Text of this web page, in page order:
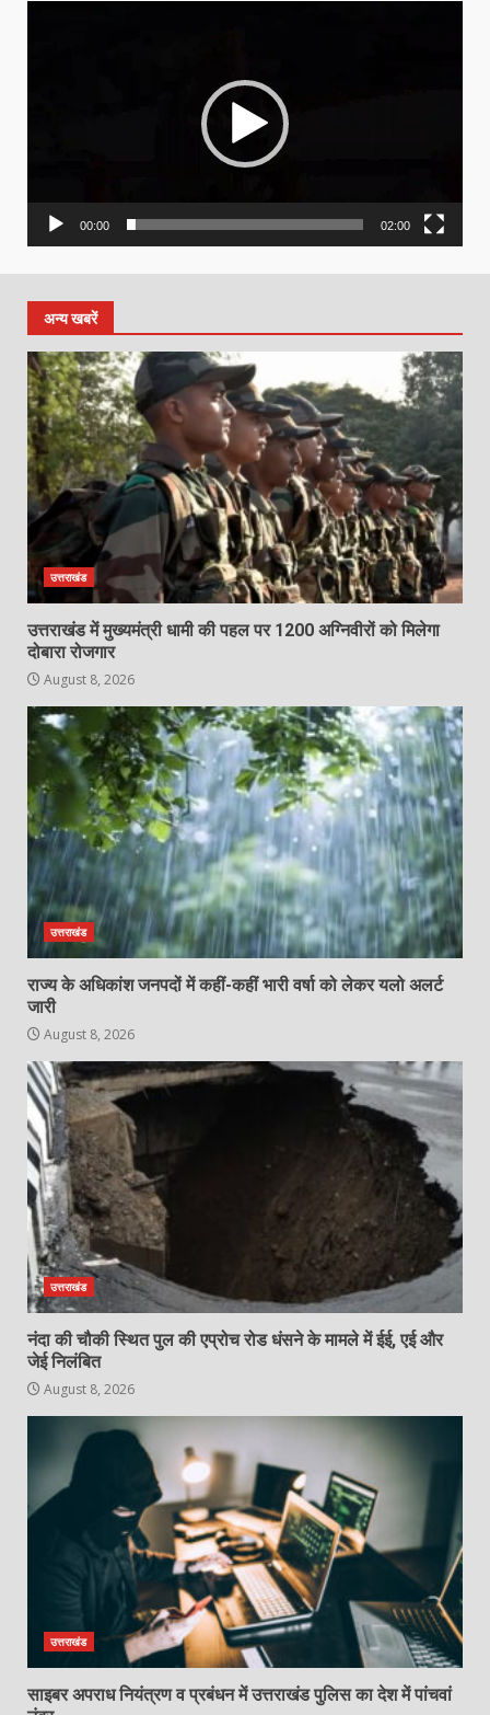
00:00 02:00
अन्य खबरें
उत्तराखंड
उत्तराखंड में मुख्यमंत्री धामी की पहल पर 1200 अग्निवीरों को मिलेगा
दोबारा रोजगार
August 8, 2026
उत्तराखंड
राज्य के अधिकांश जनपदों में कहीं-कहीं भारी वर्षा को लेकर यलो अलर्ट
जारी
August 8, 2026
उत्तराखंड
नंदा की चौकी स्थित पुल की एप्रोच रोड धंसने के मामले में ईई, एई और
जेई निलंबित
August 8, 2026
उत्तराखंड
साइबर अपराध नियंत्रण व प्रबंधन में उत्तराखंड पुलिस का देश में पांचवां